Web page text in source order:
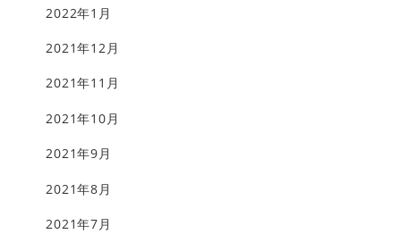
2022年1月
2021年12月
2021年11月
2021年10月
2021年9月
2021年8月
2021年7月